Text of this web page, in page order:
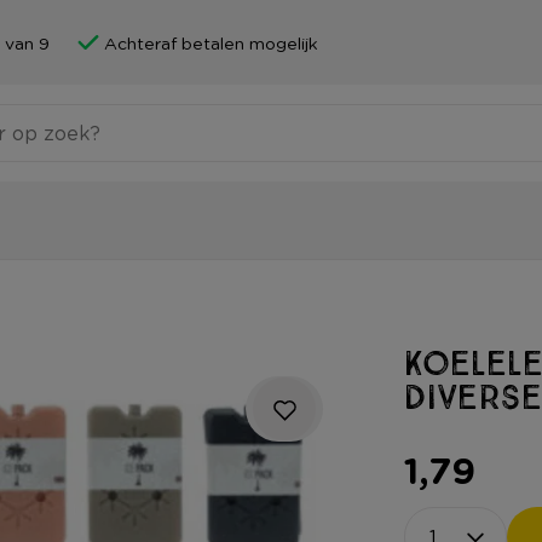
9 Achteraf betalen mogelijk
1,79